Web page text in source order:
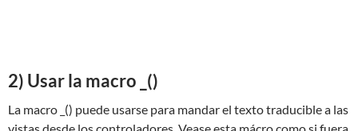
2) Usar la macro _()
La macro _() puede usarse para mandar el texto traducible a las